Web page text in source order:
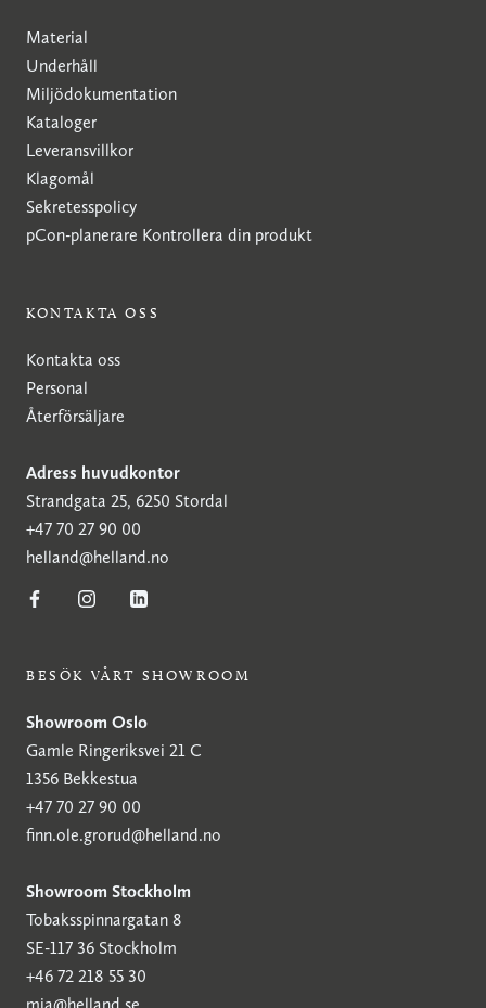
Material
Underhåll
Miljödokumentation
Kataloger
Leveransvillkor
Klagomål
Sekretesspolicy
pCon-planerare Kontrollera din produkt
KONTAKTA OSS
Kontakta oss
Personal
Återförsäljare
Adress huvudkontor
Strandgata 25, 6250 Stordal
+47 70 27 90 00
helland@helland.no
BESÖK VÅRT SHOWROOM
Showroom Oslo
Gamle Ringeriksvei 21 C
1356 Bekkestua
+47 70 27 90 00
finn.ole.grorud@helland.no
Showroom Stockholm
Tobaksspinnargatan 8
SE-117 36 Stockholm
+46 72 218 55 30